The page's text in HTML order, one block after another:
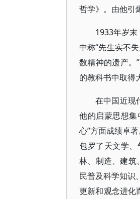
哲学》。由他引
1933年岁
中称“先生实不
数精神的遗产。
的教科书中取得
在中国近现
他的启蒙思想集
心”方面成绩卓
包罗了天文学
林、制造、建筑
民普及科学知识
更新和观念进化